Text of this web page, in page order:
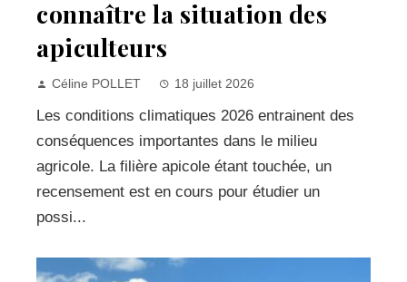
connaître la situation des
apiculteurs
Céline POLLET 18 juillet 2026
Les conditions climatiques 2026 entrainent des
conséquences importantes dans le milieu
agricole. La filière apicole étant touchée, un
recensement est en cours pour étudier un
possi...